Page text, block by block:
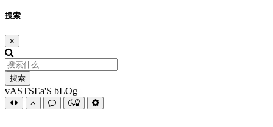
搜索
×
搜索
vASTSEa'S bLOg